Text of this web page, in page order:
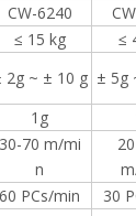
CW-6240
≤ 15 kg
≤
2g ~ ± 10 g ± 5g
1g
30-70 m/mi
n
60 PCs/min
30